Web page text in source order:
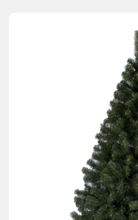
АКЦИИ И ПОДАРКИ
О КОМПАНИИ